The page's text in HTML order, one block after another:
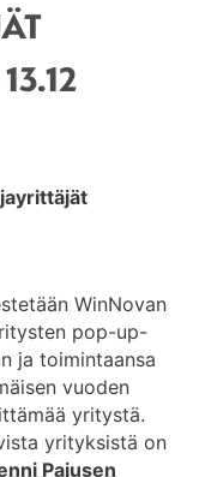
WinNovan
pop-up-
ja toimintaansa
vuoden
yritystä.
yrityksistä on
Pajusen